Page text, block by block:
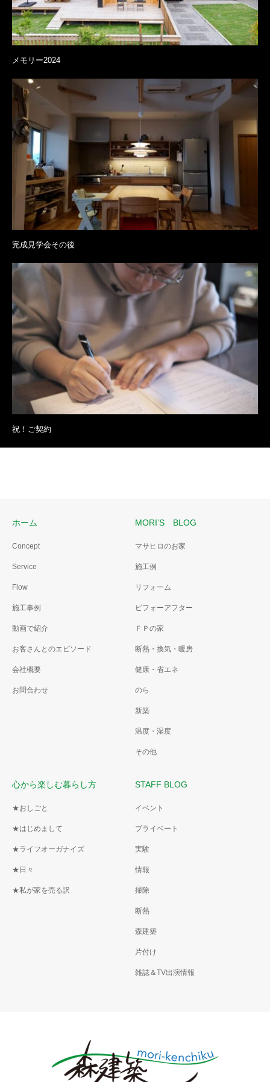
メモリー2024
完成見学会その後
祝！ご契約
ホーム
Concept
Service
Flow
施工事例
動画で紹介
お客さんとのエピソード
会社概要
お問合わせ
MORI’S BLOG
マサヒロのお家
施工例
リフォーム
ビフォーアフター
ＦＰの家
断熱・換気・暖房
健康・省エネ
のら
新築
温度・湿度
その他
心から楽しむ暮らし方
★おしごと
★はじめまして
★ライフオーガナイズ
★日々
★私が家を売る訳
STAFF BLOG
イベント
プライベート
実験
情報
掃除
断熱
森建築
片付け
雑誌＆TV出演情報